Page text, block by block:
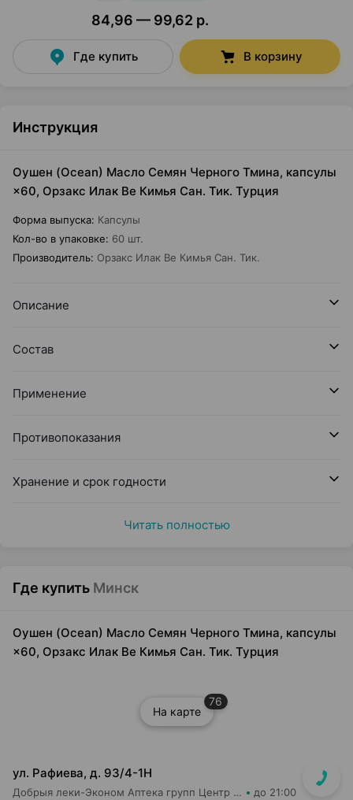
84,96 — 99,62 р.
Где купить В корзину
Инструкция
Оушен (Ocean) Масло Семян Черного Тмина, капсулы
×60, Орзакс Илак Ве Кимья Сан. Тик. Турция
Форма выпуска: Капсулы
Кол-во в упаковке: 60 шт.
Производитель: Орзакс Илак Ве Кимья Сан. Тик.
Описание
Состав
Применение
Противопоказания
Хранение и срок годности
Читать полностью
Где купить Минск
Оушен (Ocean) Масло Семян Черного Тмина, капсулы
×60, Орзакс Илак Ве Кимья Сан. Тик. Турция
На карте
76
ул. Рафиева, д. 93/4-1Н
Добрыя леки-Эконом Аптека групп Центр ООО Аптека №1 до 21:00